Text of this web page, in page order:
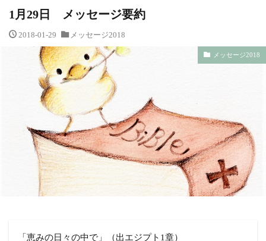
1月29日 メッセージ要約
2018-01-29 メッセージ2018
メッセージ2018
「恵みの日々の中で」（出エジプト1章）